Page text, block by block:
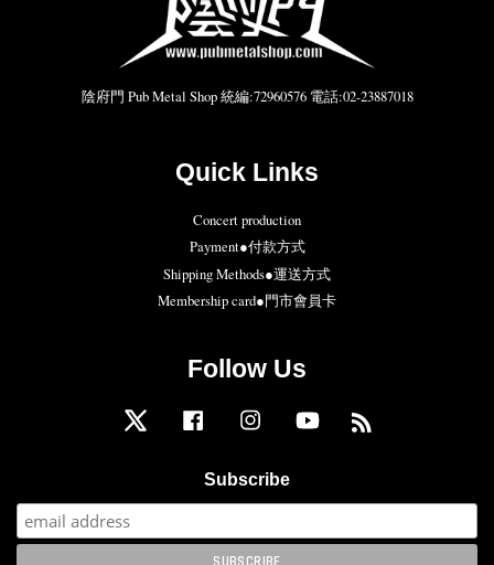
陰府門 Pub Metal Shop 統編:72960576 電話:02-23887018
Quick Links
Concert production
Payment●付款方式
Shipping Methods●運送方式
Membership card●門市會員卡
Follow Us
Twitter Facebook Instagram YouTube
Subscribe